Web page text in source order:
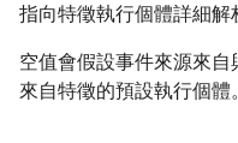
指向特徵執行個體詳細解
空值會假設事件來源來
來自特徵的預設執行個體。